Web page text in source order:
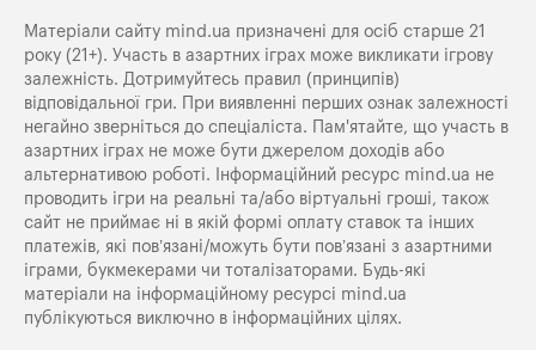
Матеріали сайту mind.ua призначені для осіб старше 21
року (21+). Участь в азартних іграх може викликати ігрову
залежність. Дотримуйтесь правил (принципів)
відповідальної гри. При виявленні перших ознак залежності
негайно зверніться до спеціаліста. Пам'ятайте, що участь в
азартних іграх не може бути джерелом доходів або
альтернативою роботі. Інформаційний ресурс mind.ua не
проводить ігри на реальні та/або віртуальні гроші, також
сайт не приймає ні в якій формі оплату ставок та інших
платежів, які пов’язані/можуть бути пов’язані з азартними
іграми, букмекерами чи тоталізаторами. Будь-які
матеріали на інформаційному ресурсі mind.ua
публікуються виключно в інформаційних цілях.